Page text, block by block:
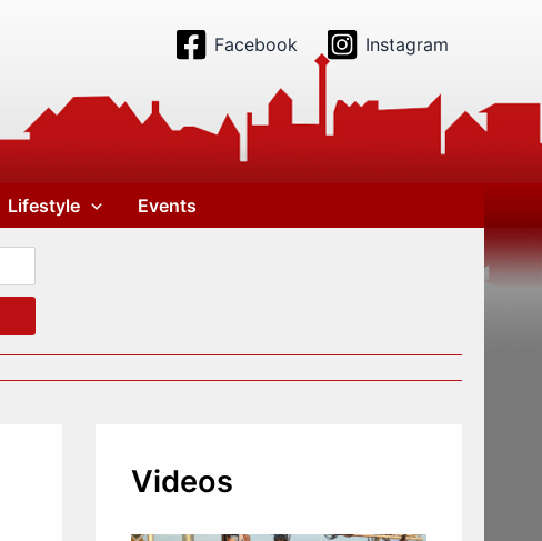
Facebook Instagram
Lifestyle Events
Videos